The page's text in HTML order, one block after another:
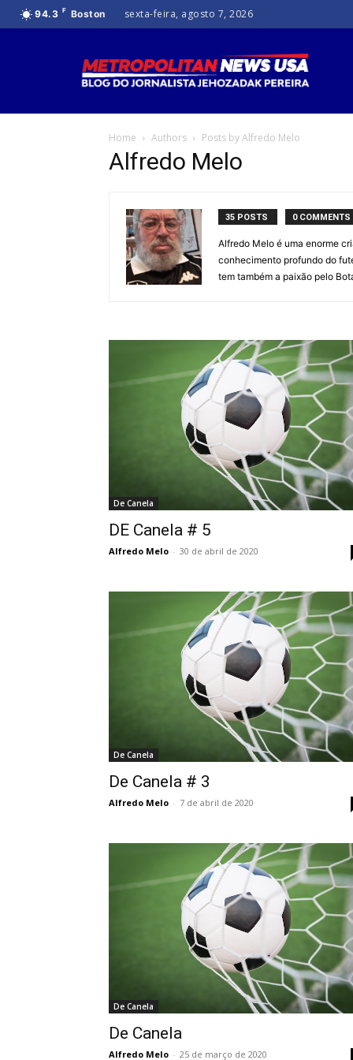
94.3 F Boston sexta-feira, agosto 7, 2026
Home Authors Posts by Alfredo Melo
Alfredo Melo
35 POSTS 0 COMMENTS
Alfredo Melo é uma enorme
conhecimento profundo do
tem também a paixão pelo
De Canela
DE Canela # 5
Alfredo Melo - 30 de abril de 2020
De Canela
De Canela # 3
Alfredo Melo - 7 de abril de 2020
De Canela
De Canela
Alfredo Melo - 25 de março de 2020